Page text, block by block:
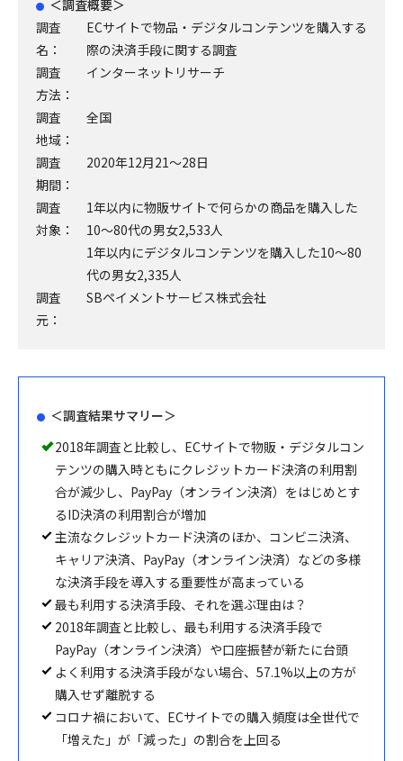
＜調査概要＞
調査
名：
ECサイトで物品・デジタルコンテンツを購入する
際の決済手段に関する調査
調査
方法：
インターネットリサーチ
調査
地域：
全国
調査
期間：
2020年12月21～28日
調査
対象：
1年以内に物販サイトで何らかの商品を購入した
10～80代の男女2,533人
1年以内にデジタルコンテンツを購入した10～80
代の男女2,335人
調査
元：
SBペイメントサービス株式会社
＜調査結果サマリー＞
2018年調査と比較し、ECサイトで物販・デジタルコン
テンツの購入時ともにクレジットカード決済の利用割
合が減少し、PayPay（オンライン決済）をはじめとす
るID決済の利用割合が増加
主流なクレジットカード決済のほか、コンビニ決済、
キャリア決済、PayPay（オンライン決済）などの多様
な決済手段を導入する重要性が高まっている
最も利用する決済手段、それを選ぶ理由は？
2018年調査と比較し、最も利用する決済手段で
PayPay（オンライン決済）や口座振替が新たに台頭
よく利用する決済手段がない場合、57.1%以上の方が
購入せず離脱する
コロナ禍において、ECサイトでの購入頻度は全世代で
「増えた」が「減った」の割合を上回る